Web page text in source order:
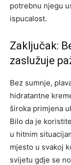
potrebnu njegu
ispucalost.
Zaključak:
zaslužuje
Bez sumnje,
hidratantne
široka primjena
Bilo da je
u hitnim
mjesto u svakoj
svijetu gdje se